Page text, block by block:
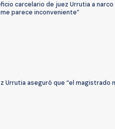
carcelario de juez Urrutia a
parece inconveniente”
Urrutia aseguró que “el magistrado